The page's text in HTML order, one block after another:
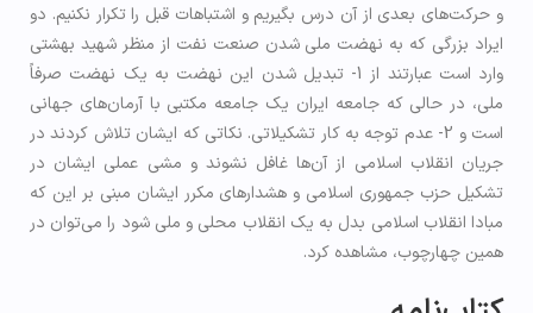
و حرکت‌های بعدی از آن درس بگیریم و اشتباهات قبل را تکرار نکنیم. دو
ایراد بزرگی که به نهضت ملی شدن صنعت نفت از منظر شهید بهشتی
وارد است عبارتند از 1- تبدیل شدن این نهضت به یک نهضت صرفاً
ملی، در حالی که جامعه ایران یک جامعه مکتبی با آرمان‌های جهانی
است و 2- عدم توجه به کار تشکیلاتی. نکاتی که ایشان تلاش کردند در
جریان انقلاب اسلامی از آن‌ها غافل نشوند و مشی عملی ایشان در
تشکیل حزب جمهوری اسلامی و هشدارهای مکرر ایشان مبنی بر این که
مبادا انقلاب اسلامی بدل به یک انقلاب محلی و ملی شود را می‌توان در
همین چهارچوب، مشاهده کرد.